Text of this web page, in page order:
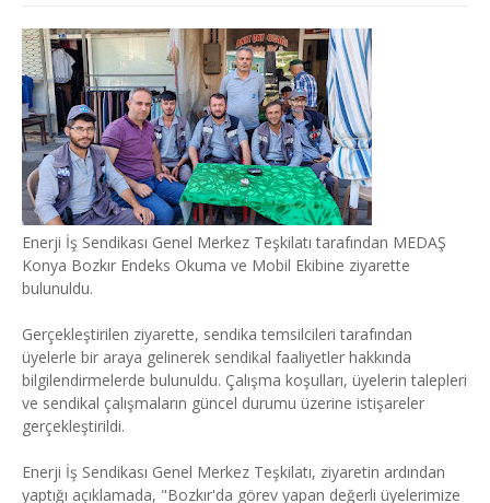
Enerji İş Sendikası Genel Merkez Teşkilatı tarafından MEDAŞ
Konya Bozkır Endeks Okuma ve Mobil Ekibine ziyarette
bulunuldu.
Gerçekleştirilen ziyarette, sendika temsilcileri tarafından
üyelerle bir araya gelinerek sendikal faaliyetler hakkında
bilgilendirmelerde bulunuldu. Çalışma koşulları, üyelerin talepleri
ve sendikal çalışmaların güncel durumu üzerine istişareler
gerçekleştirildi.
Enerji İş Sendikası Genel Merkez Teşkilatı, ziyaretin ardından
yaptığı açıklamada, "Bozkır'da görev yapan değerli üyelerimize